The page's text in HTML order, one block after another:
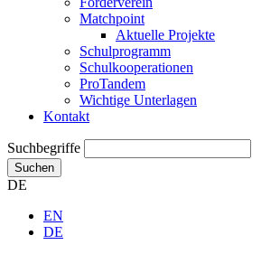
Matchpoint
Aktuelle Projekte
Schulprogramm
Schulkooperationen
ProTandem
Wichtige Unterlagen
Kontakt
Suchbegriffe
Suchen
DE
EN
DE